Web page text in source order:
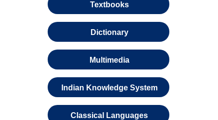
Textbooks
Dictionary
Multimedia
Indian Knowledge System
Classical Languages